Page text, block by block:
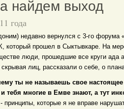
найдем выход
года
недавно вернулся с 3-го форума
который прошел в Сыктывкаре. На
люди, прошедшие все круги ада
лиц, рассказали о себе, о
ты не называешь свое
тебя многие в Емве знают, а тут
принципы, которые я не вправе